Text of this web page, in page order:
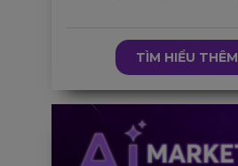
TÌM HIỂU THÊM